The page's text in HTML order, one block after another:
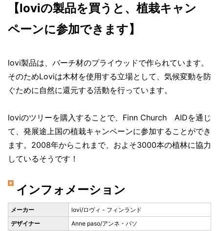
【loviの製品を買うと、植栽キャン
ペーンに参加できます】
lovi製品は、バーチ材のプライウッドで作られています。
そのためLoviは木材を使用する立場として、気候変動を防
ぐために自然に還元する活動を行っています。
loviのツリーを購入することで、Finn Church AIDを通じ
て、発展途上国の植栽キャンペーンに参加することができ
ます。2008年からこれまで、およそ3000本の植林に協力
しているそうです！
インフォメーション
メーカー
lovi/ロヴィ - フィンランド
デザイナー
Anne paso/アンネ・パソ